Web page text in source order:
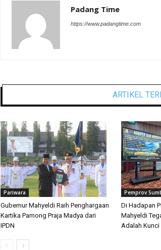
Padang Time
https://www.padangtime.com
ARTIKEL
Pariwara
Gubernur Mahyeldi Raih Penghargaan
Kartika Pamong Praja Madya dari
IPDN
Pemprov
Di Hadapan
Mahyeldi
Adalah